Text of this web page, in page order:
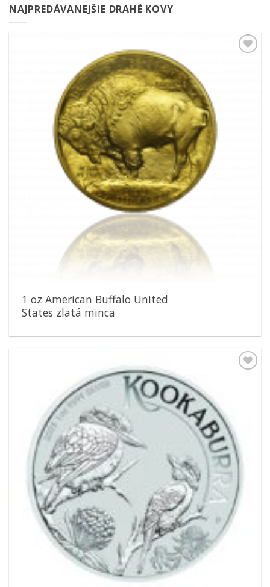
NAJPREDÁVANEJŠIE DRAHÉ KOVY
1 oz American Buffalo United
States zlatá minca